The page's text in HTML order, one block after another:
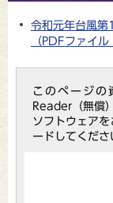
令和元年台風第
（PDFファイル
このページ
Reader（無償
ソフトウェア
ードしてくださ